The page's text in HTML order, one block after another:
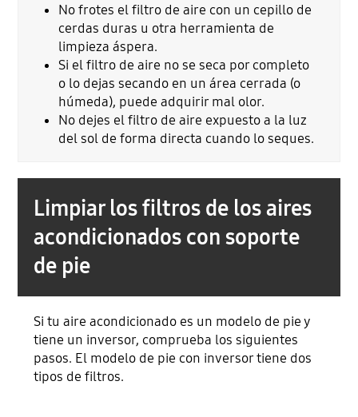
No frotes el filtro de aire con un cepillo de
cerdas duras u otra herramienta de
limpieza áspera.
Si el filtro de aire no se seca por completo
o lo dejas secando en un área cerrada (o
húmeda), puede adquirir mal olor.
No dejes el filtro de aire expuesto a la luz
del sol de forma directa cuando lo seques.
Limpiar los filtros de los aires
acondicionados con soporte
de pie
Si tu aire acondicionado es un modelo de pie y
tiene un inversor, comprueba los siguientes
pasos. El modelo de pie con inversor tiene dos
tipos de filtros.